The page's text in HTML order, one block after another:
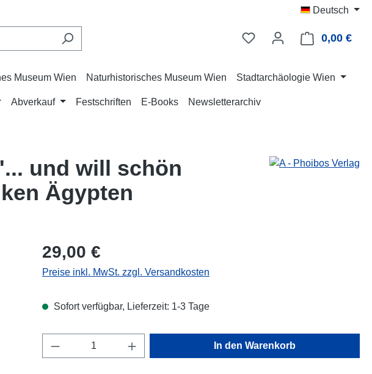
Deutsch
0,00 €
Museum Wien Naturhistorisches Museum Wien Stadtarchäologie Wien
Abverkauf Festschriften E-Books Newsletterarchiv
und will schön
Ägypten
Regulärer Preis:
29,00 €
Preise inkl. MwSt. zzgl. Versandkosten
Sofort verfügbar, Lieferzeit: 1-3 Tage
Produkt Anzahl: Gib den gewünschten Wert ein
In den Warenkorb